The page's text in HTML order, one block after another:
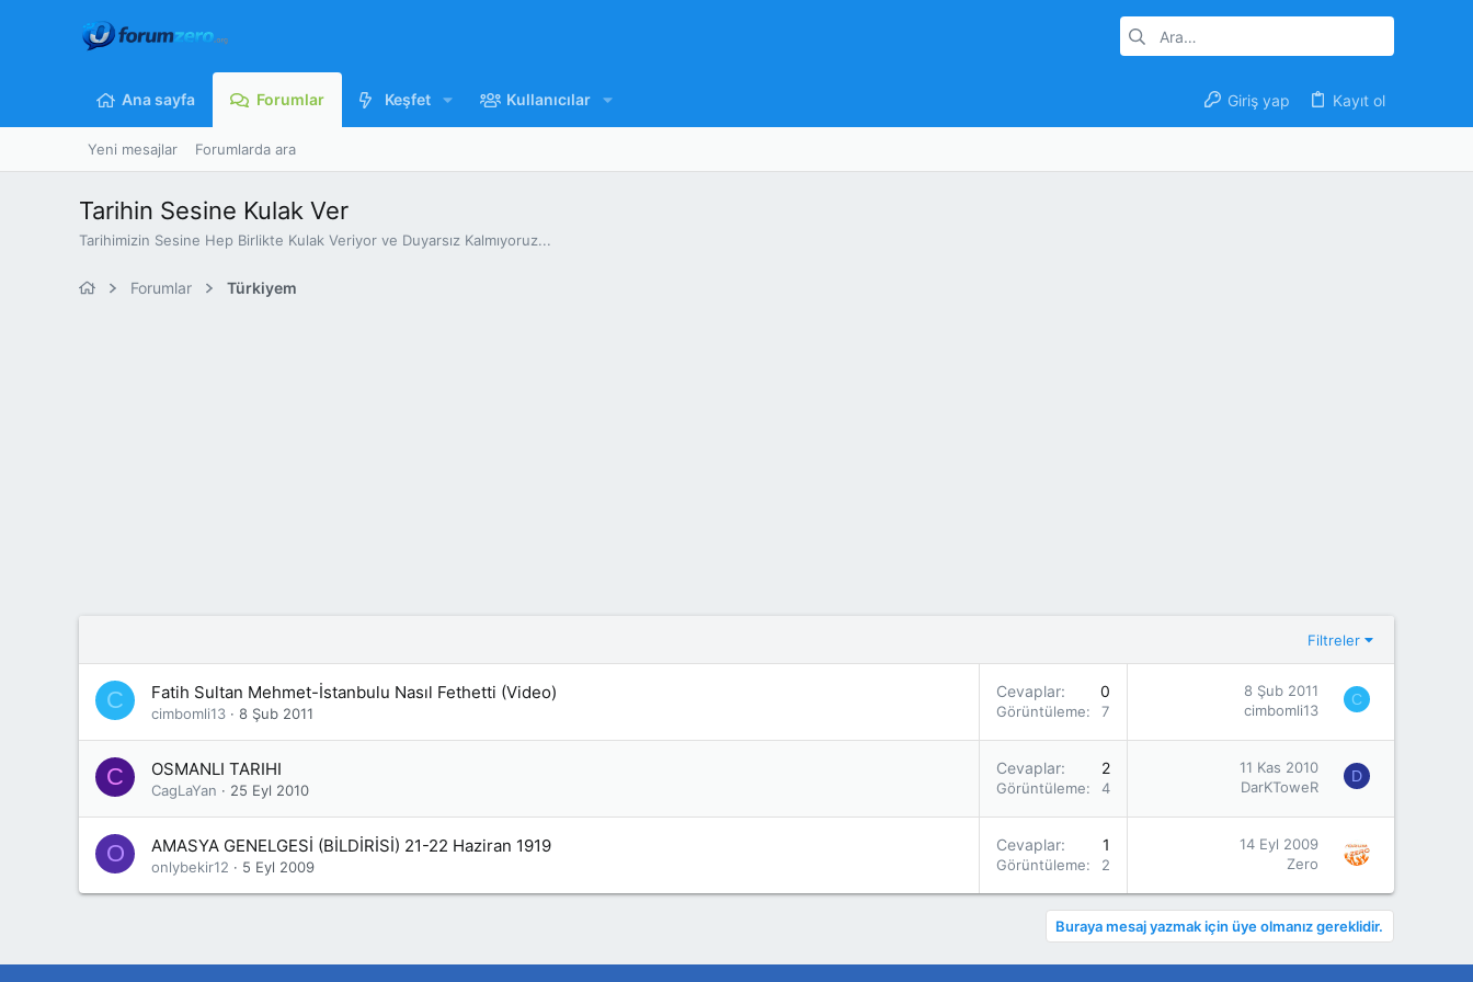
Ana sayfa Forumlar Keşfet Kullanıcılar Giriş yap Kayıt ol
Yeni mesajlar Forumlarda ara
Tarihin Sesine Kulak Ver
Tarihimizin Sesine Hep Birlikte Kulak Veriyor ve Duyarsız Kalmıyoruz...
Forumlar Türkiyem
Filtreler
C Fatih Sultan Mehmet-İstanbulu Nasıl Fethetti (Video)
cimbomli13 8 Şub 2011
Cevaplar 0
Görüntüleme
8 Şub 2011
cimbomli13
C
C OSMANLI TARIHI
CagLaYan 25 Eyl 2010
Cevaplar 2
Görüntüleme
11 Kas 2010
DarKToweR
D
O AMASYA GENELGESİ (BİLDİRİSİ) 21-22 Haziran 1919
onlybekir12 5 Eyl 2009
Cevaplar 1
Görüntüleme
14 Eyl 2009
Zero
Buraya mesaj yazmak için üye olmanız gereklidir.